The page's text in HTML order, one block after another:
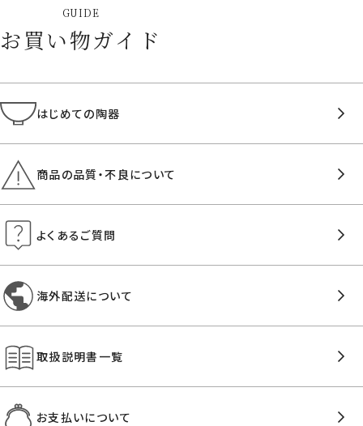
GUIDE
お買い物ガイド
はじめての陶器
商品の品質・不良について
よくあるご質問
海外配送について
取扱説明書一覧
お支払いについて